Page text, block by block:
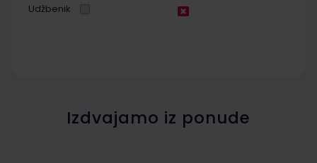
Udžbenik
Izdvajamo iz ponude